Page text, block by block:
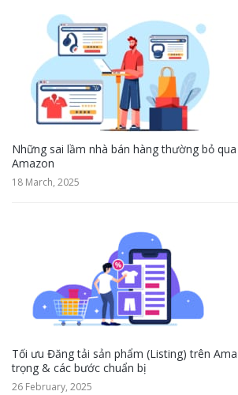
Những sai lầm nhà bán hàng thường bỏ
Amazon
18 March, 2025
Tối ưu Đăng tải sản phẩm (Listing) trên
trọng & các bước chuẩn bị
26 February, 2025